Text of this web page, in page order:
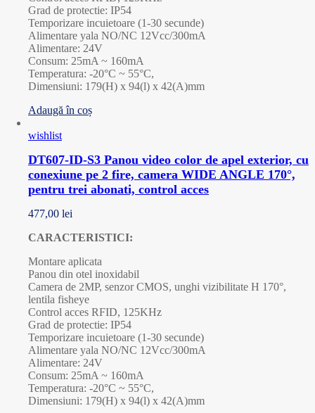
Grad de protectie: IP54
Temporizare incuietoare (1-30 secunde)
Alimentare yala NO/NC 12Vcc/300mA
Alimentare: 24V
Consum: 25mA ~ 160mA
Temperatura: -20°C ~ 55°C,
Dimensiuni: 179(H) x 94(l) x 42(A)mm
Adaugă în coș
wishlist
DT607-ID-S3 Panou video color de apel exterior, cu
conexiune pe 2 fire, camera WIDE ANGLE 170°,
pentru trei abonati, control acces
477,00 lei
CARACTERISTICI:
Montare aplicata
Panou din otel inoxidabil
Camera de 2MP, senzor CMOS, unghi vizibilitate H 170°,
lentila fisheye
Control acces RFID, 125KHz
Grad de protectie: IP54
Temporizare incuietoare (1-30 secunde)
Alimentare yala NO/NC 12Vcc/300mA
Alimentare: 24V
Consum: 25mA ~ 160mA
Temperatura: -20°C ~ 55°C,
Dimensiuni: 179(H) x 94(l) x 42(A)mm